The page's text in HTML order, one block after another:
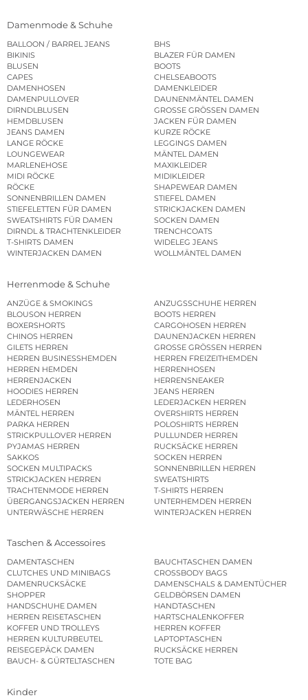
Damenmode & Schuhe
BALLOON / BARREL JEANS
BHS
BIKINIS
BLAZER FÜR DAMEN
BLUSEN
BOOTS
CAPES
CHELSEABOOTS
DAMENHOSEN
DAMENKLEIDER
DAMENPULLOVER
DAUNENMÄNTEL DAMEN
DIRNDLBLUSEN
GROSSE GRÖSSEN DAMEN
HEMDBLUSEN
JACKEN FÜR DAMEN
JEANS DAMEN
KURZE RÖCKE
LANGE RÖCKE
LEGGINGS DAMEN
LOUNGEWEAR
MÄNTEL DAMEN
MARLENEHOSE
MAXIKLEIDER
MIDI RÖCKE
MIDIKLEIDER
RÖCKE
SHAPEWEAR DAMEN
SONNENBRILLEN DAMEN
STIEFEL DAMEN
STIEFELETTEN FÜR DAMEN
STRICKJACKEN DAMEN
SWEATSHIRTS FÜR DAMEN
SOCKEN DAMEN
DIRNDL & TRACHTENKLEIDER
TRENCHCOATS
T-SHIRTS DAMEN
WIDELEG JEANS
WINTERJACKEN DAMEN
WOLLMÄNTEL DAMEN
Herrenmode & Schuhe
ANZÜGE & SMOKINGS
ANZUGSSCHUHE HERREN
BLOUSON HERREN
BOOTS HERREN
BOXERSHORTS
CARGOHOSEN HERREN
CHINOS HERREN
DAUNENJACKEN HERREN
GILETS HERREN
GROSSE GRÖSSEN HERREN
HERREN BUSINESSHEMDEN
HERREN FREIZEITHEMDEN
HERREN HEMDEN
HERRENHOSEN
HERRENJACKEN
HERRENSNEAKER
HOODIES HERREN
JEANS HERREN
LEDERHOSEN
LEDERJACKEN HERREN
MÄNTEL HERREN
OVERSHIRTS HERREN
PARKA HERREN
POLOSHIRTS HERREN
STRICKPULLOVER HERREN
PULLUNDER HERREN
PYJAMAS HERREN
RUCKSÄCKE HERREN
SAKKOS
SOCKEN HERREN
SOCKEN MULTIPACKS
SONNENBRILLEN HERREN
STRICKJACKEN HERREN
SWEATSHIRTS
TRACHTENMODE HERREN
T-SHIRTS HERREN
ÜBERGANGSJACKEN HERREN
UNTERHEMDEN HERREN
UNTERWÄSCHE HERREN
WINTERJACKEN HERREN
Taschen & Accessoires
DAMENTASCHEN
BAUCHTASCHEN DAMEN
CLUTCHES UND MINIBAGS
CROSSBODY BAGS
DAMENRUCKSÄCKE
DAMENSCHALS & DAMENTÜCHER
SHOPPER
GELDBÖRSEN DAMEN
HANDSCHUHE DAMEN
HANDTASCHEN
HERREN REISETASCHEN
HARTSCHALENKOFFER
KOFFER UND TROLLEYS
HERREN KOFFER
HERREN KULTURBEUTEL
LAPTOPTASCHEN
REISEGEPÄCK DAMEN
RUCKSÄCKE HERREN
BAUCH- & GÜRTELTASCHEN
TOTE BAG
Kinder